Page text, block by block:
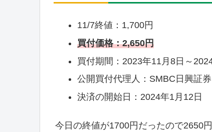
11/7終値：1,700円
買付価格：2,650円
買付期間：2023年11月8日～
公開買付代理人：SMBC日興証券
決済の開始日：2024年1月12日
今日の終値が1700円だったので2650